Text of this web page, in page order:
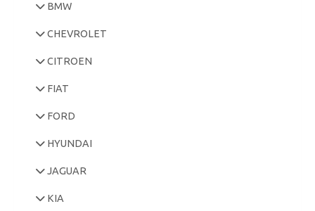
BMW
CHEVROLET
CITROEN
FIAT
FORD
HYUNDAI
JAGUAR
KIA